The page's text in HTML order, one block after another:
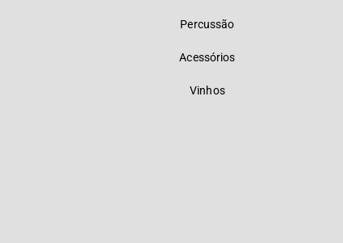
Percussão
Acessórios
Vinhos